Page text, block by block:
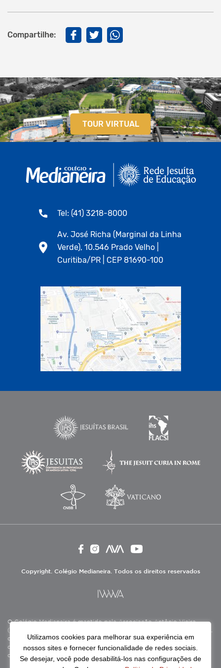
Compartilhe:
TOUR VIRTUAL
Tel: (41) 3218-8000
Av. José Richa (Marginal da Linha
Verde), 10.546 Prado Velho |
Curitiba/PR | CEP 81690-100
Copyright. Colégio Medianeira. Todos os direitos reservados
O Colégio Medianeira é mantido pela Associação Antônio Vieira
(ASAV), instituição de direito privado sem fins lucrativos, filantrópica,
de natureza educativa, cultural, assistencial e beneficente, certificada
como Entidade Beneficente de Assistência Social (CEBAS), nas áreas
de educação e assistência social.
Utilizamos cookies para melhorar sua experiência em
nossos sites e fornecer funcionalidade de redes sociais.
Se desejar, você pode desabilitá-los nas configurações de